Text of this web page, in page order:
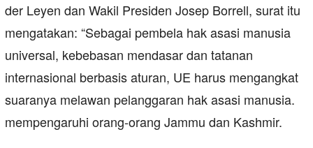
der Leyen dan Wakil Presiden Josep Borrell, surat itu
mengatakan: “Sebagai pembela hak asasi manusia
universal, kebebasan mendasar dan tatanan
internasional berbasis aturan, UE harus mengangkat
suaranya melawan pelanggaran hak asasi manusia.
mempengaruhi orang-orang Jammu dan Kashmir.